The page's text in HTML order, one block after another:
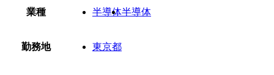
業種 半導体半導体
勤務地 東京都